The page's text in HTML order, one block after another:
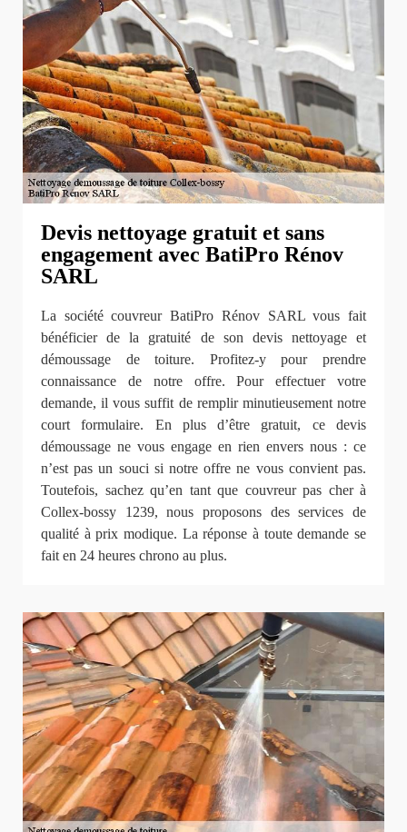
Devis nettoyage gratuit et sans
engagement avec BatiPro Rénov
SARL
La société couvreur BatiPro Rénov SARL vous fait
bénéficier de la gratuité de son devis nettoyage et
démoussage de toiture. Profitez-y pour prendre
connaissance de notre offre. Pour effectuer votre
demande, il vous suffit de remplir minutieusement notre
court formulaire. En plus d’être gratuit, ce devis
démoussage ne vous engage en rien envers nous : ce
n’est pas un souci si notre offre ne vous convient pas.
Toutefois, sachez qu’en tant que couvreur pas cher à
Collex-bossy 1239, nous proposons des services de
qualité à prix modique. La réponse à toute demande se
fait en 24 heures chrono au plus.